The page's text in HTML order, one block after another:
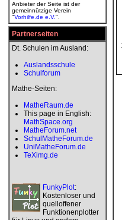
Anbieter der Seite ist der
gemeinnützige Verein
"Vorhilfe.de e.V.".
Partnerseiten
Dt. Schulen im Ausland:
Auslandsschule
Schulforum
Mathe-Seiten:
MatheRaum.de
This page in English:
MathSpace.org
MatheForum.net
SchulMatheForum.de
UniMatheForum.de
TeXimg.de
FunkyPlot:
Kostenloser und
quelloffener
Funktionenplotter